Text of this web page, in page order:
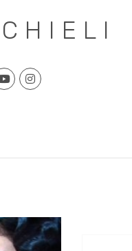
CHIELI